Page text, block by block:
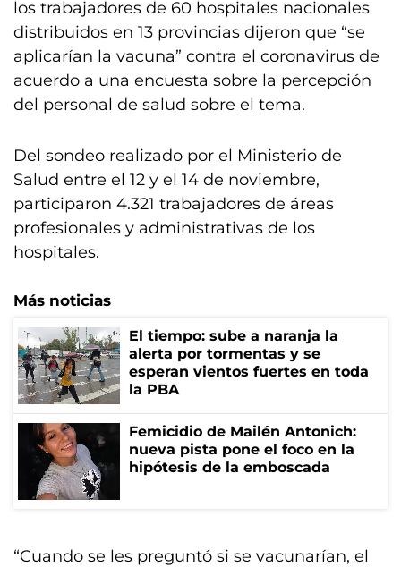
los trabajadores de 60 hospitales nacionales
distribuidos en 13 provincias dijeron que “se
aplicarían la vacuna” contra el coronavirus de
acuerdo a una encuesta sobre la percepción
del personal de salud sobre el tema.
Del sondeo realizado por el Ministerio de
Salud entre el 12 y el 14 de noviembre,
participaron 4.321 trabajadores de áreas
profesionales y administrativas de los
hospitales.
Más noticias
El tiempo: sube a naranja la
alerta por tormentas y se
esperan vientos fuertes en toda
la PBA
Femicidio de Mailén Antonich:
nueva pista pone el foco en la
hipótesis de la emboscada
“Cuando se les preguntó si se vacunarían, el